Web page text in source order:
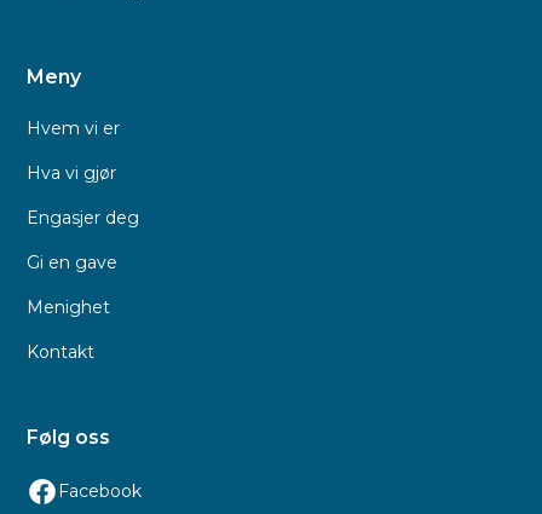
Meny
Hvem vi er
Hva vi gjør
Engasjer deg
Gi en gave
Menighet
Kontakt
Følg oss
Facebook